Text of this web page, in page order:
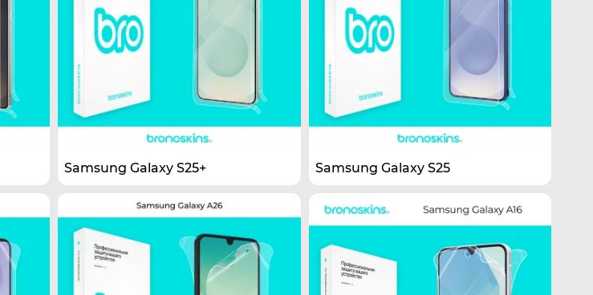
Samsung Galaxy S25+ Samsung Galaxy S25